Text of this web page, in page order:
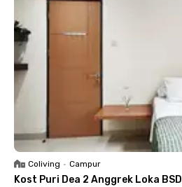
Coliving • Campur
Kost Puri Dea 2 Anggrek Loka BSD